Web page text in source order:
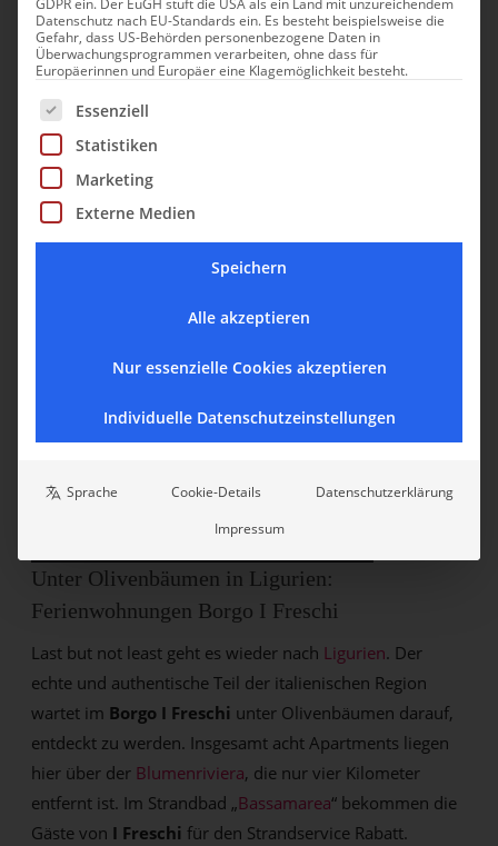
Unter Olivenbäumen in Ligurien:
Ferienwohnungen Borgo I Freschi
Last but not least geht es wieder nach Ligurien. Der
echte und authentische Teil der italienischen Region
wartet im Borgo I Freschi unter Olivenbäumen darauf,
entdeckt zu werden. Insgesamt acht Apartments liegen
hier über der Blumenriviera, die nur vier Kilometer
entfernt ist. Im Strandbad „Bassamarea“ bekommen die
Gäste von I Freschi für den Strandservice Rabatt.
Datenschutz nach EU-Standards ein. Es besteht beispielsweise die
Gefahr, dass US-Behörden personenbezogene Daten in
Überwachungsprogrammen verarbeiten, ohne dass für
Europäerinnen und Europäer eine Klagemöglichkeit besteht.
Es folgt eine Liste der Service-Gruppen, für die eine
Essenziell
Statistiken
Marketing
Externe Medien
Speichern
Alle akzeptieren
Nur essenzielle Cookies akzeptieren
Individuelle Datenschutzeinstellungen
Sprache Cookie-Details
Datenschutzerklärung
Impressum